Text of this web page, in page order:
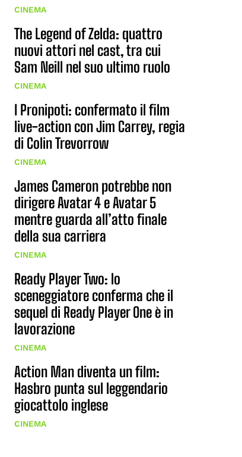
CINEMA
The Legend of Zelda: quattro
nuovi attori nel cast, tra cui
Sam Neill nel suo ultimo ruolo
CINEMA
I Pronipoti: confermato il film
live-action con Jim Carrey, regia
di Colin Trevorrow
CINEMA
James Cameron potrebbe non
dirigere Avatar 4 e Avatar 5
mentre guarda all’atto finale
della sua carriera
CINEMA
Ready Player Two: lo
sceneggiatore conferma che il
sequel di Ready Player One è in
lavorazione
CINEMA
Action Man diventa un film:
Hasbro punta sul leggendario
giocattolo inglese
CINEMA